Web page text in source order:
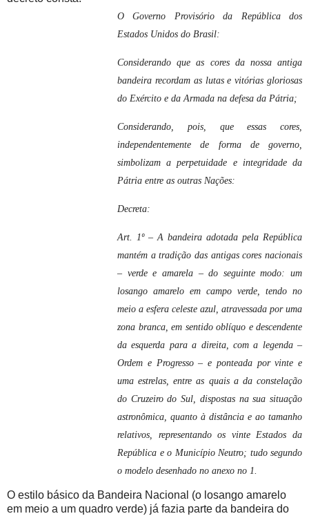
O Governo Provisório da República dos
Estados Unidos do Brasil:
Considerando que as cores da nossa antiga
bandeira recordam as lutas e vitórias gloriosas
do Exército e da Armada na defesa da Pátria;
Considerando, pois, que essas cores,
independentemente de forma de governo,
simbolizam a perpetuidade e integridade da
Pátria entre as outras Nações:
Decreta:
Art. 1º – A bandeira adotada pela República
mantém a tradição das antigas cores nacionais
– verde e amarela – do seguinte modo: um
losango amarelo em campo verde, tendo no
meio a esfera celeste azul, atravessada por uma
zona branca, em sentido oblíquo e descendente
da esquerda para a direita, com a legenda –
Ordem e Progresso – e ponteada por vinte e
uma estrelas, entre as quais a da constelação
do Cruzeiro do Sul, dispostas na sua situação
astronômica, quanto à distância e ao tamanho
relativos, representando os vinte Estados da
República e o Município Neutro; tudo segundo
o modelo desenhado no anexo no 1.
O estilo básico da Bandeira Nacional (o losango amarelo
em meio a um quadro verde) já fazia parte da bandeira do